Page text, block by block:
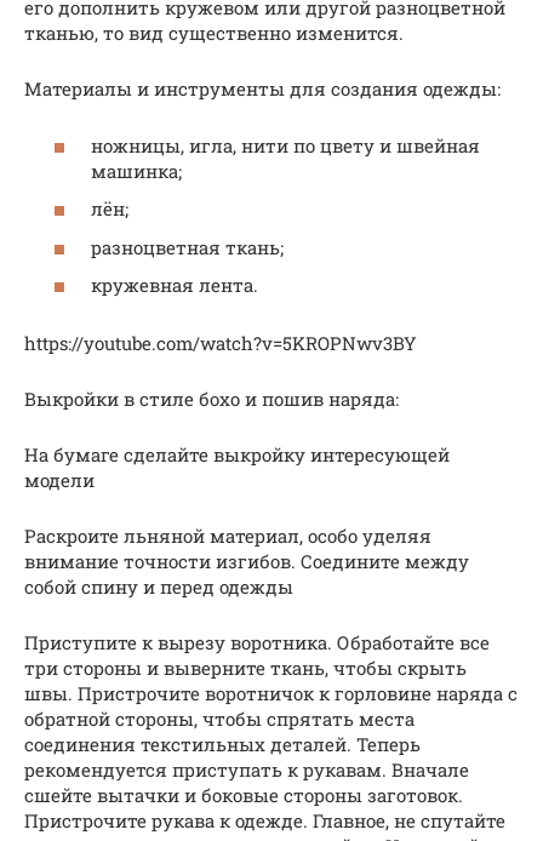
его дополнить кружевом или другой разноцветной
тканью, то вид существенно изменится.
Материалы и инструменты для создания одежды:
ножницы, игла, нити по цвету и швейная
машинка;
лён;
разноцветная ткань;
кружевная лента.
https://youtube.com/watch?v=5KROPNwv3BY
Выкройки в стиле бохо и пошив наряда:
На бумаге сделайте выкройку интересующей
модели
Раскроите льняной материал, особо уделяя
внимание точности изгибов. Соедините между
собой спину и перед одежды
Приступите к вырезу воротника. Обработайте все
три стороны и выверните ткань, чтобы скрыть
швы. Пристрочите воротничок к горловине наряда с
обратной стороны, чтобы спрятать места
соединения текстильных деталей. Теперь
рекомендуется приступать к рукавам. Вначале
сшейте вытачки и боковые стороны заготовок.
Пристрочите рукава к одежде. Главное, не спутайте